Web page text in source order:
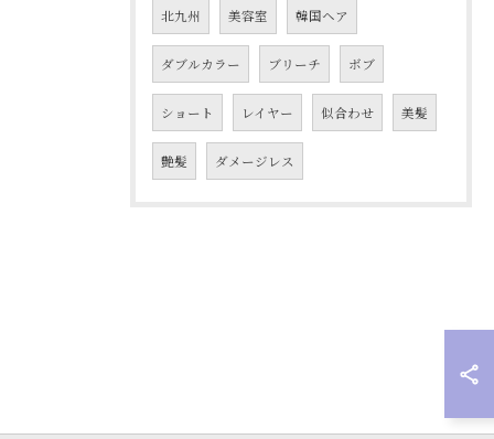
北九州 美容室 韓国ヘア
ダブルカラー ブリーチ ボブ
ショート レイヤー 似合わせ 美髪
艶髪 ダメージレス